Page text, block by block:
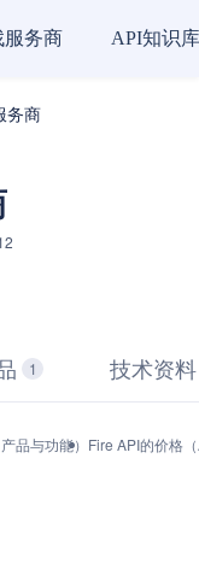
服务商 API知识库
务商
1 技术资料
品与功能） Fire API的价格